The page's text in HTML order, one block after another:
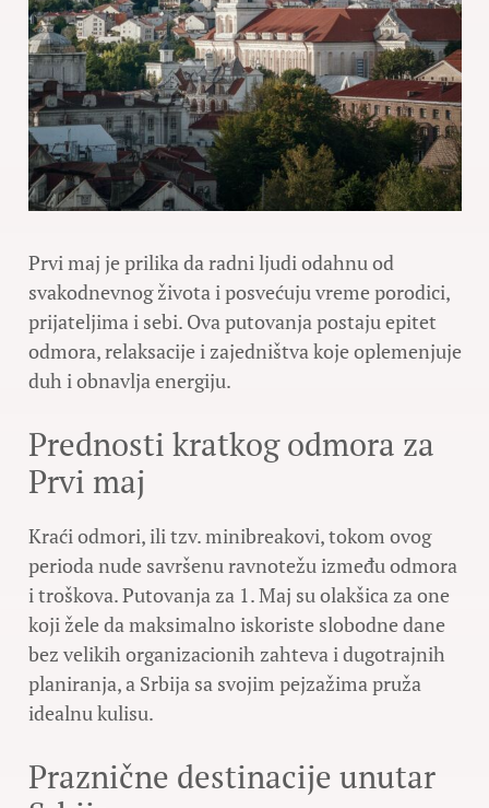
Prvi maj je prilika da radni ljudi odahnu od
svakodnevnog života i posvećuju vreme porodici,
prijateljima i sebi. Ova putovanja postaju epitet
odmora, relaksacije i zajedništva koje oplemenjuje
duh i obnavlja energiju.
Prednosti kratkog odmora za
Prvi maj
Kraći odmori, ili tzv. minibreakovi, tokom ovog
perioda nude savršenu ravnotežu između odmora
i troškova. Putovanja za 1. Maj su olakšica za one
koji žele da maksimalno iskoriste slobodne dane
bez velikih organizacionih zahteva i dugotrajnih
planiranja, a Srbija sa svojim pejzažima pruža
idealnu kulisu.
Praznične destinacije unutar